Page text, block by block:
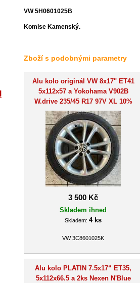
VW 5H0601025B
Komise Kamenský.
Zboží s podobnými parametry
Alu kolo originál VW 8x17" ET41
5x112x57 a Yokohama V902B
W.drive 235/45 R17 97V XL 10%
3 500 Kč
Skladem ihned
Skladem: 4 ks
VW 3C8601025K
Alu kolo PLATIN 7.5x17“ ET35,
5x112x66.5 a 2ks Nexen N'Blue